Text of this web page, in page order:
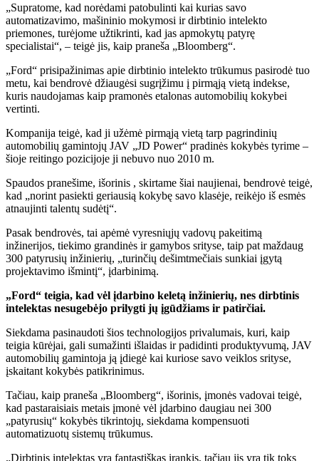
„Supratome, kad norėdami patobulinti kai kurias savo
automatizavimo, mašininio mokymosi ir dirbtinio intelekto
priemones, turėjome užtikrinti, kad jas apmokytų patyrę
specialistai“, – teigė jis, kaip praneša „Bloomberg“.
„Ford“ prisipažinimas apie dirbtinio intelekto trūkumus pasirodė tuo
metu, kai bendrovė džiaugėsi sugrįžimu į pirmąją vietą indekse,
kuris naudojamas kaip pramonės etalonas automobilių kokybei
vertinti.
Kompanija teigė, kad ji užėmė pirmąją vietą tarp pagrindinių
automobilių gamintojų JAV „JD Power“ pradinės kokybės tyrime –
šioje reitingo pozicijoje ji nebuvo nuo 2010 m.
Spaudos pranešime, išorinis , skirtame šiai naujienai, bendrovė teigė,
kad „norint pasiekti geriausią kokybę savo klasėje, reikėjo iš esmės
atnaujinti talentų sudėtį“.
Pasak bendrovės, tai apėmė vyresniųjų vadovų pakeitimą
inžinerijos, tiekimo grandinės ir gamybos srityse, taip pat maždaug
300 patyrusių inžinierių, „turinčių dešimtmečiais sunkiai įgytą
projektavimo išmintį“, įdarbinimą.
„Ford“ teigia, kad vėl įdarbino keletą inžinierių, nes dirbtinis
intelektas nesugebėjo prilygti jų įgūdžiams ir patirčiai.
Siekdama pasinaudoti šios technologijos privalumais, kuri, kaip
teigia kūrėjai, gali sumažinti išlaidas ir padidinti produktyvumą, JAV
automobilių gamintoja ją įdiegė kai kuriose savo veiklos srityse,
įskaitant kokybės patikrinimus.
Tačiau, kaip praneša „Bloomberg“, išorinis, įmonės vadovai teigė,
kad pastaraisiais metais įmonė vėl įdarbino daugiau nei 300
„patyrusių“ kokybės tikrintojų, siekdama kompensuoti
automatizuotų sistemų trūkumus.
„Dirbtinis intelektas yra fantastiškas įrankis, tačiau jis yra tik toks